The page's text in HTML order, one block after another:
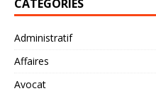
CATÉGORIES
Administratif
Affaires
Avocat